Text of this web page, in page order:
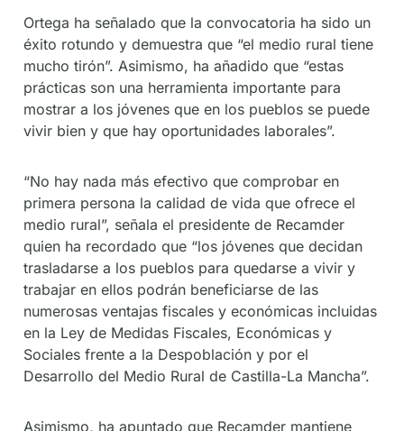
Ortega ha señalado que la convocatoria ha sido un
éxito rotundo y demuestra que “el medio rural tiene
mucho tirón”. Asimismo, ha añadido que “estas
prácticas son una herramienta importante para
mostrar a los jóvenes que en los pueblos se puede
vivir bien y que hay oportunidades laborales”.
“No hay nada más efectivo que comprobar en
primera persona la calidad de vida que ofrece el
medio rural”, señala el presidente de Recamder
quien ha recordado que “los jóvenes que decidan
trasladarse a los pueblos para quedarse a vivir y
trabajar en ellos podrán beneficiarse de las
numerosas ventajas fiscales y económicas incluidas
en la Ley de Medidas Fiscales, Económicas y
Sociales frente a la Despoblación y por el
Desarrollo del Medio Rural de Castilla-La Mancha”.
Asimismo, ha apuntado que Recamder mantiene